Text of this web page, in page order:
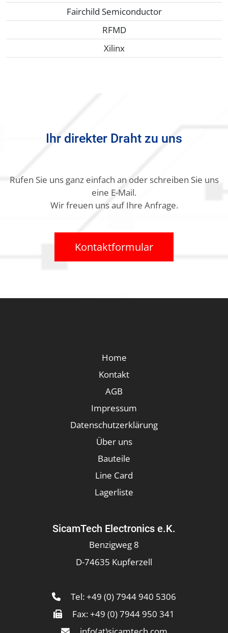
Fairchild Semiconductor
RFMD
Xilinx
Ihr direkter Draht zu uns
Rufen Sie uns ganz einfach an oder schreiben Sie uns
eine E-Mail.
Wir freuen uns auf Ihre Anfrage.
Kontaktformular
Home
Kontakt
AGB
Impressum
Datenschutzerklärung
Über uns
Bauteile
Line Card
Lagerliste
SicamTech Electronics e.K.
Benzigweg 8
D-74635 Kupferzell
Tel: +49 (0) 7944 940 5306
Fax: +49 (0) 7944 950 341